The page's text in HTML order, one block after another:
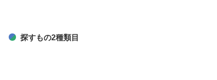
探すもの2種類目